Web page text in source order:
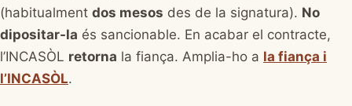
(habitualment dos mesos des de la signatura). No
dipositar-la és sancionable. En acabar el contracte,
l’INCASÒL retorna la fiança. Amplia-ho a la fiança i
l’INCASÒL.